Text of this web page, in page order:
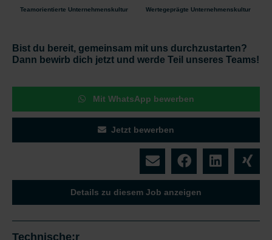
Teamorientierte Unternehmenskultur Wertegeprägte Unternehmenskultur
Bist du bereit, gemeinsam mit uns durchzustarten?
Dann bewirb dich jetzt und werde Teil unseres Teams!
Mit WhatsApp bewerben
Jetzt bewerben
Details zu diesem Job anzeigen
Technische:r